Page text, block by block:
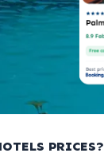
PRICES?